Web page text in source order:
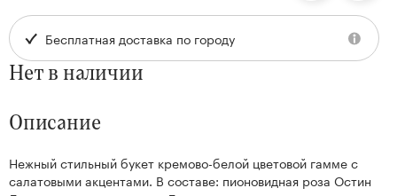
Kenzan
Collection
Бесплатная доставка по городу
Нет в наличии
Описание
Нежный стильный букет кремово-белой цветовой гамме с
салатовыми акцентами. В составе: пионовидная роза Остин